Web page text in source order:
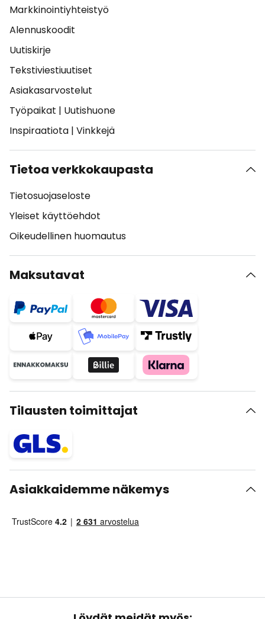
Markkinointiyhteistyö
Alennuskoodit
Uutiskirje
Tekstiviestiuutiset
Asiakasarvostelut
Työpaikat | Uutishuone
Inspiraatiota | Vinkkejä
Tietoa verkkokaupasta
Tietosuojaseloste
Yleiset käyttöehdot
Oikeudellinen huomautus
Maksutavat
Tilausten toimittajat
Asiakkaidemme näkemys